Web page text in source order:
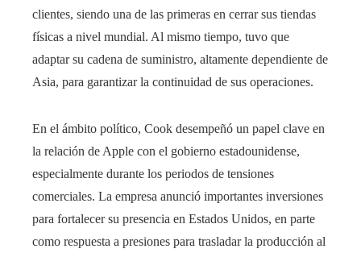
clientes, siendo una de las primeras en cerrar sus tiendas
físicas a nivel mundial. Al mismo tiempo, tuvo que
adaptar su cadena de suministro, altamente dependiente de
Asia, para garantizar la continuidad de sus operaciones.
En el ámbito político, Cook desempeñó un papel clave en
la relación de Apple con el gobierno estadounidense,
especialmente durante los periodos de tensiones
comerciales. La empresa anunció importantes inversiones
para fortalecer su presencia en Estados Unidos, en parte
como respuesta a presiones para trasladar la producción al